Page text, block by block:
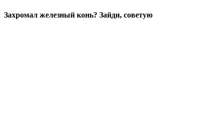
Захромал железный конь? Зайди, советую